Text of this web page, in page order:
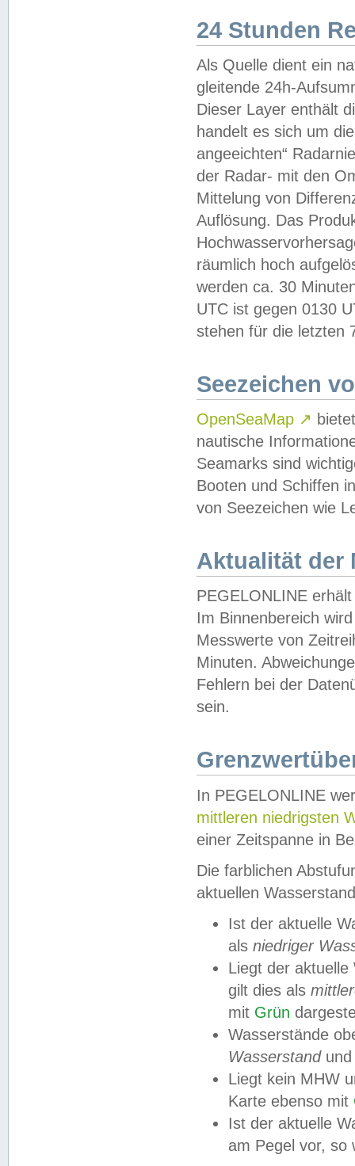
24 Stunden
Als Quelle dient ein
gleitende 24h-
Dieser Layer enthält
handelt es sich um
angeeichten“
der Radar- mit den
Mittelung von
Auflösung. Das
räumlich hoch
werden ca. 30
UTC ist gegen 0130
stehen für die letzten
Seezeichen
OpenSeaMap ↗
nautische
Seamarks sind
Booten und Schiffen
von Seezeichen wie
Aktualität der
PEGELONLINE
Im Binnenbereich
Messwerte von
Minuten.
Fehlern bei der
sein.
In PEGELONLINE
mittleren niedrigsten
einer Zeitspanne in
Die farblichen
aktuellen
Ist der aktuelle
als niedriger
Liegt der
gilt dies als
mit Grün
Wasserstände
Wasserstandund
Liegt kein MHW
Karte ebenso mit
Ist der aktuelle
am Pegel vor,